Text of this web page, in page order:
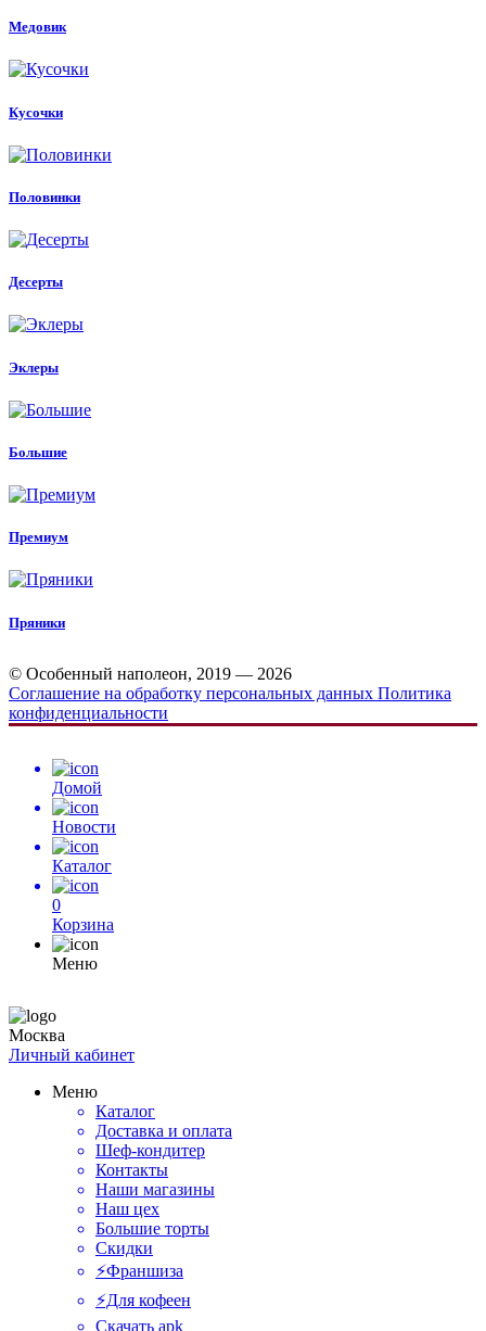
Медовик
Кусочки
Половинки
Десерты
Эклеры
Большие
Премиум
Пряники
© Особенный наполеон, 2019 — 2026
Соглашение на обработку персональных данных Политика
конфиденциальности
Домой
Новости
Каталог
0
Корзина
Меню
Москва
Личный кабинет
Меню
Каталог
Доставка и оплата
Шеф-кондитер
Контакты
Наши магазины
Наш цех
Большие торты
Скидки
⚡️Франшиза
⚡️Для кофеен
Скачать apk